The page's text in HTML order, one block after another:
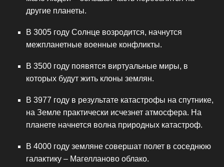
другие планеты.
В 3005 году Солнце возродится, начнутся
межпланетные военные конфликты.
В 3500 году появятся виртуальные миры, в
которых будут жить клоны землян.
В 3977 году в результате катастрофы на спутнике,
на Земле практически исчезнет атмосфера. На
планете начнется волна природных катастроф.
В 4000 году земляне совершат полет в соседнюю
галактику – Магелланово облако.